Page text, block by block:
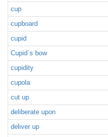
cup
cupboard
cupid
Cupid`s bow
cupidity
cupola
cut up
deliberate upon
deliver up